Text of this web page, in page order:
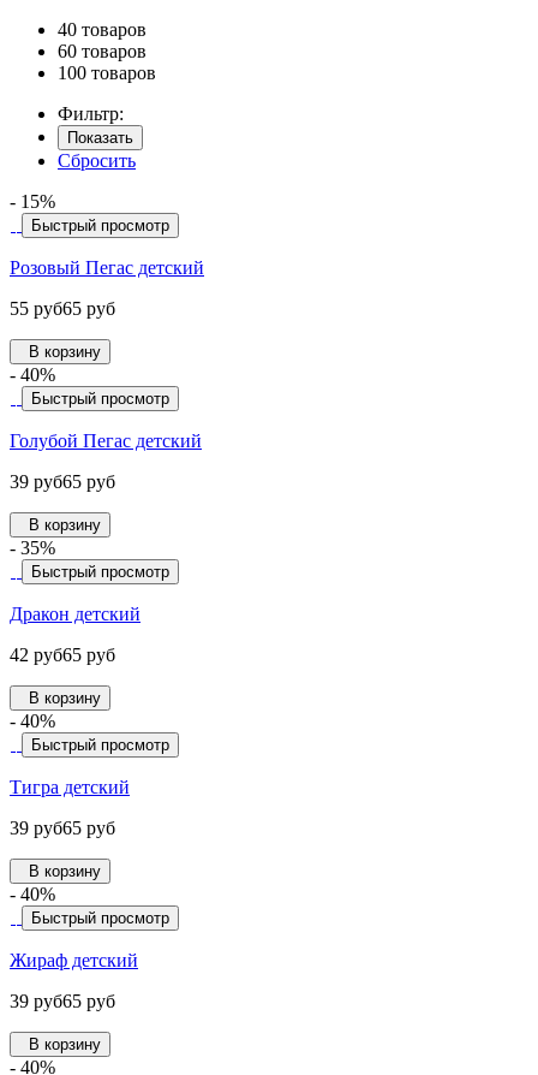
40 товаров
60 товаров
100 товаров
Фильтр:
Показать
Сбросить
- 15%
Быстрый просмотр
Розовый Пегас детский
55 руб65 руб
В корзину
- 40%
Быстрый просмотр
Голубой Пегас детский
39 руб65 руб
В корзину
- 35%
Быстрый просмотр
Дракон детский
42 руб65 руб
В корзину
- 40%
Быстрый просмотр
Тигра детский
39 руб65 руб
В корзину
- 40%
Быстрый просмотр
Жираф детский
39 руб65 руб
В корзину
- 40%